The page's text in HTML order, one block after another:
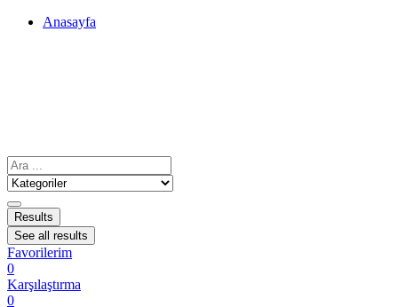
Anasayfa
Results
See all results
Favorilerim
0
Karşılaştırma
0